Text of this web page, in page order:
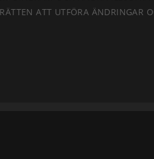
ATT UTFÖRA ÄNDRINGAR